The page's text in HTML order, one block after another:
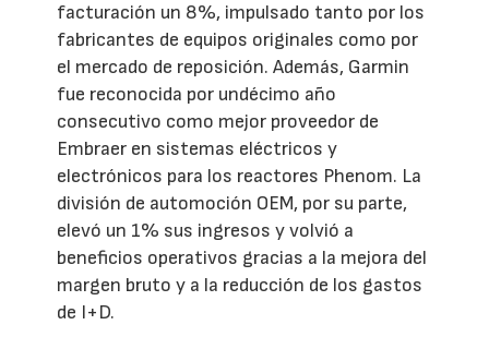
facturación un 8%, impulsado tanto por los
fabricantes de equipos originales como por
el mercado de reposición. Además, Garmin
fue reconocida por undécimo año
consecutivo como mejor proveedor de
Embraer en sistemas eléctricos y
electrónicos para los reactores Phenom. La
división de automoción OEM, por su parte,
elevó un 1% sus ingresos y volvió a
beneficios operativos gracias a la mejora del
margen bruto y a la reducción de los gastos
de I+D.